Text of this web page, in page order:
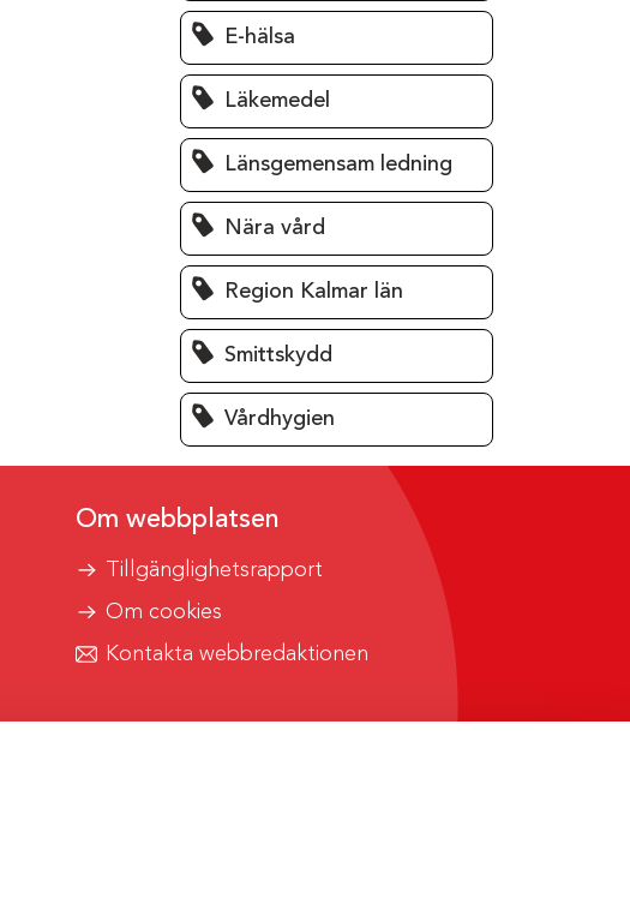
E-hälsa
Läkemedel
Länsgemensam ledning
Nära vård
Region Kalmar län
Smittskydd
Vårdhygien
Om webbplatsen
Tillgänglighetsrapport
Om cookies
Kontakta webbredaktionen